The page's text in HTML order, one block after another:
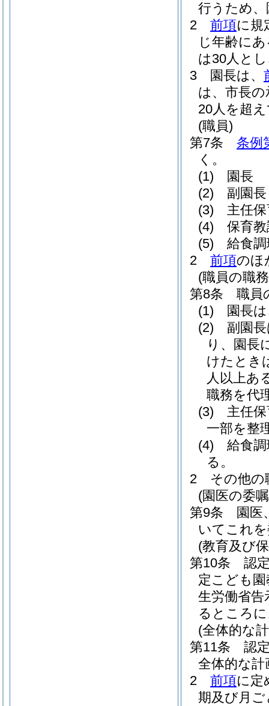
行うため
2
前項に規
じ年齢に
は30人と
3
園長は、
は、市長
20人を超
(職員)
第7条
条例
く。
(1)
園長
(2)
副園長
(3)
主任
(4)
保育
(5)
給食
2
前項のほ
(職員の職
第8条
職員
(1)
園長
(2)
副園
り、園長
けたとき
人以上あ
職務を代
(3)
主任
一部を整
(4)
給食
る。
2
その他の
(園医の委
第9条
園医
いてこれ
(教育及び
第10条
認
定こども
生労働省告
るところ
(全体的な
第11条
認
全体的な
2
前項に定
期及び月